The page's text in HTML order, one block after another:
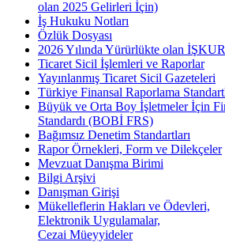
olan 2025 Gelirleri İçin)
İş Hukuku Notları
Özlük Dosyası
2026 Yılında Yürürlükte olan
Ticaret Sicil İşlemleri ve Raporlar
Yayınlanmış Ticaret Sicil Gazeteleri
Türkiye Finansal Raporlama
Büyük ve Orta Boy İşletmeler İçin
Standardı (BOBİ FRS)
Bağımsız Denetim Standartları
Rapor Örnekleri, Form ve Dilekçeler
Mevzuat Danışma Birimi
Bilgi Arşivi
Danışman Girişi
Mükelleflerin Hakları ve Ödevleri,
Elektronik Uygulamalar,
Cezai Müeyyideler